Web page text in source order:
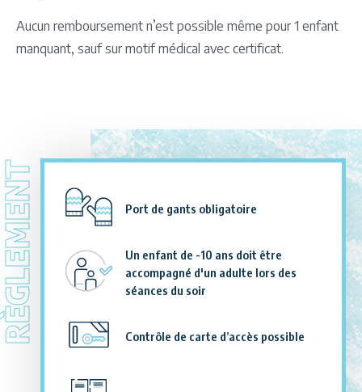
Aucun remboursement n’est possible même pour 1 enfant
manquant, sauf sur motif médical avec certificat.
Port de gants obligatoire
Un enfant de -10 ans doit être
accompagné d'un adulte lors des
séances du soir
Contrôle de carte d’accès possible